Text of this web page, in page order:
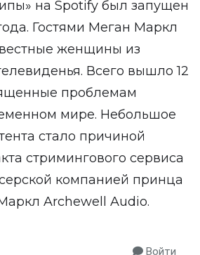
на Spotify был запущен
Гостями Меган Маркл
женщины из
Всего вышло 12
проблемам
мире. Небольшое
стало причиной
стримингового сервиса
компанией принца
Archewell Audio.
Войти